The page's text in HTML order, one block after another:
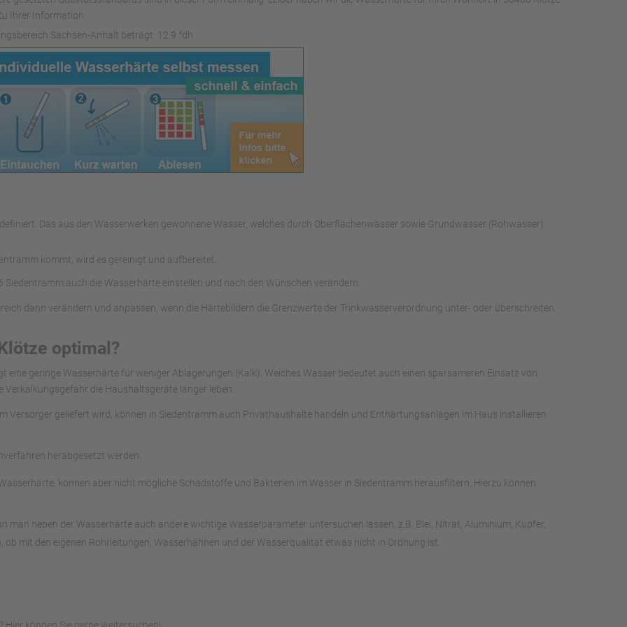
Ihrer Information:
Sachsen-Anhalt beträgt: 12.9 °dh
Das aus den Wasserwerken gewonnene Wasser, welches durch Oberflächenwässer sowie Grundwasser (Rohwasser)
kommt, wird es gereinigt und aufbereitet.
auch die Wasserhärte einstellen und nach den Wünschen verändern.
dann verändern und anpassen, wenn die Härtebildern die Grenzwerte der Trinkwasserverordnung unter- oder überschreiten.
optimal?
eine geringe Wasserhärte für weniger Ablagerungen (Kalk). Weiches Wasser bedeutet auch einen sparsameren Einsatz von
die Haushaltsgeräte länger leben.
Versorger geliefert wird, können in Siedentramm auch Privathaushalte handeln und Enthärtungsanlagen im Haus installieren
herabgesetzt werden.
können aber nicht mögliche Schadstoffe und Bakterien im Wasser in Siedentramm herausfiltern. Hierzu können
man neben der Wasserhärte auch andere wichtige Wasserparameter untersuchen lassen, z.B. Blei, Nitrat, Aluminium, Kupfer,
mit den eigenen Rohrleitungen, Wasserhähnen und der Wasserqualität etwas nicht in Ordnung ist.